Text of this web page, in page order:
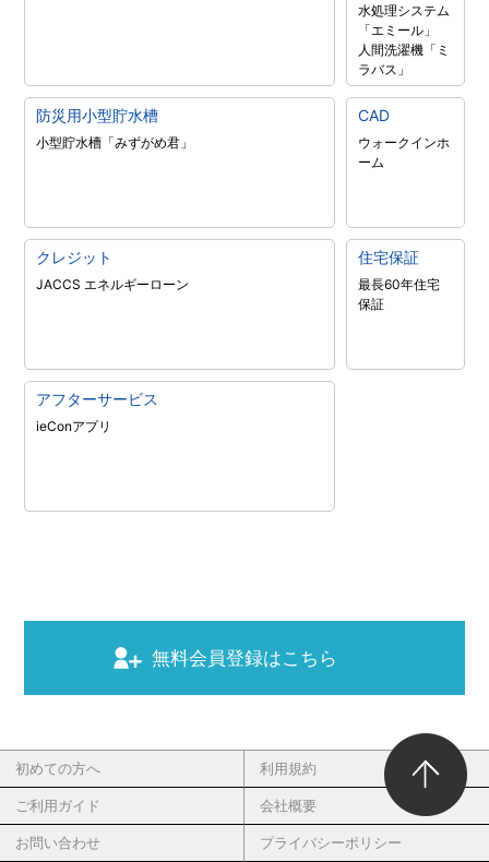
水処理システム
「エミール」
人間洗濯機「ミ
ラバス」
防災用小型貯水槽
小型貯水槽「みずがめ君」
CAD
ウォークインホ
ーム
クレジット
JACCS エネルギーローン
住宅保証
最長60年住宅
保証
アフターサービス
ieConアプリ
無料会員登録はこちら
初めての方へ 利用規約
ご利用ガイド 会社概要
お問い合わせ プライバシーポリシー